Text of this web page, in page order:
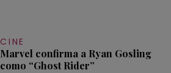
CINE
Marvel confirma a Ryan Gosling
como “Ghost Rider”